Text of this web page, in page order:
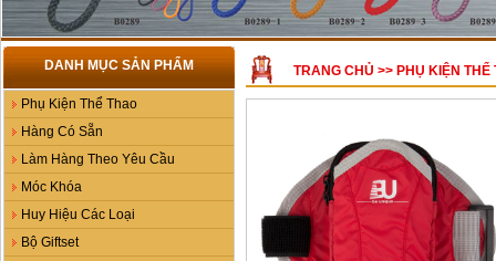
DANH MỤC SẢN PHẨM
Phụ Kiện Thể Thao
Hàng Có Sẵn
Làm Hàng Theo Yêu Cầu
Móc Khóa
Huy Hiệu Các Loại
Bộ Giftset
TRANG CHỦ >> PHỤ KIỆN THỂ